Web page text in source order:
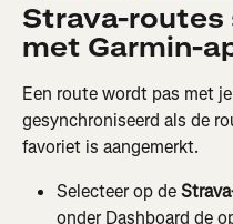
Strava-routes
met Garmin-
Een route wordt pas met
gesynchroniseerd als de
favoriet is aangemerkt.
Selecteer op de
onder Dashboard de